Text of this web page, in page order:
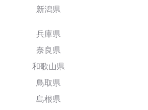
新潟県
兵庫県
奈良県
和歌山県
鳥取県
島根県